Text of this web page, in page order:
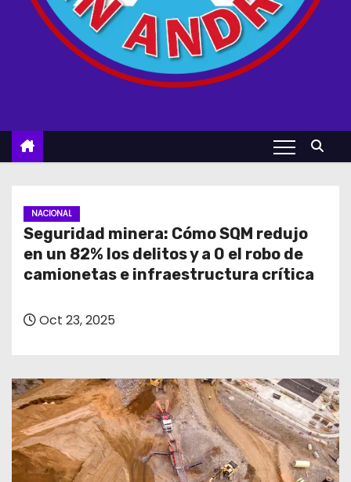
NACIONAL
Seguridad minera: Cómo SQM redujo
en un 82% los delitos y a 0 el robo de
camionetas e infraestructura crítica
Oct 23, 2025